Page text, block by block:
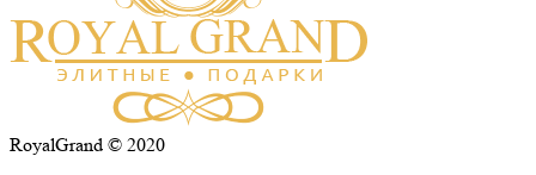
RoyalGrand © 2020